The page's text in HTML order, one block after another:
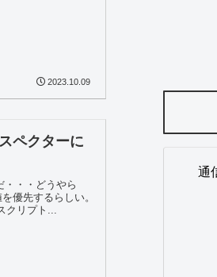
2023.10.09
ペクターに
・・・どうやら
優先するらしい。
リプト...
通